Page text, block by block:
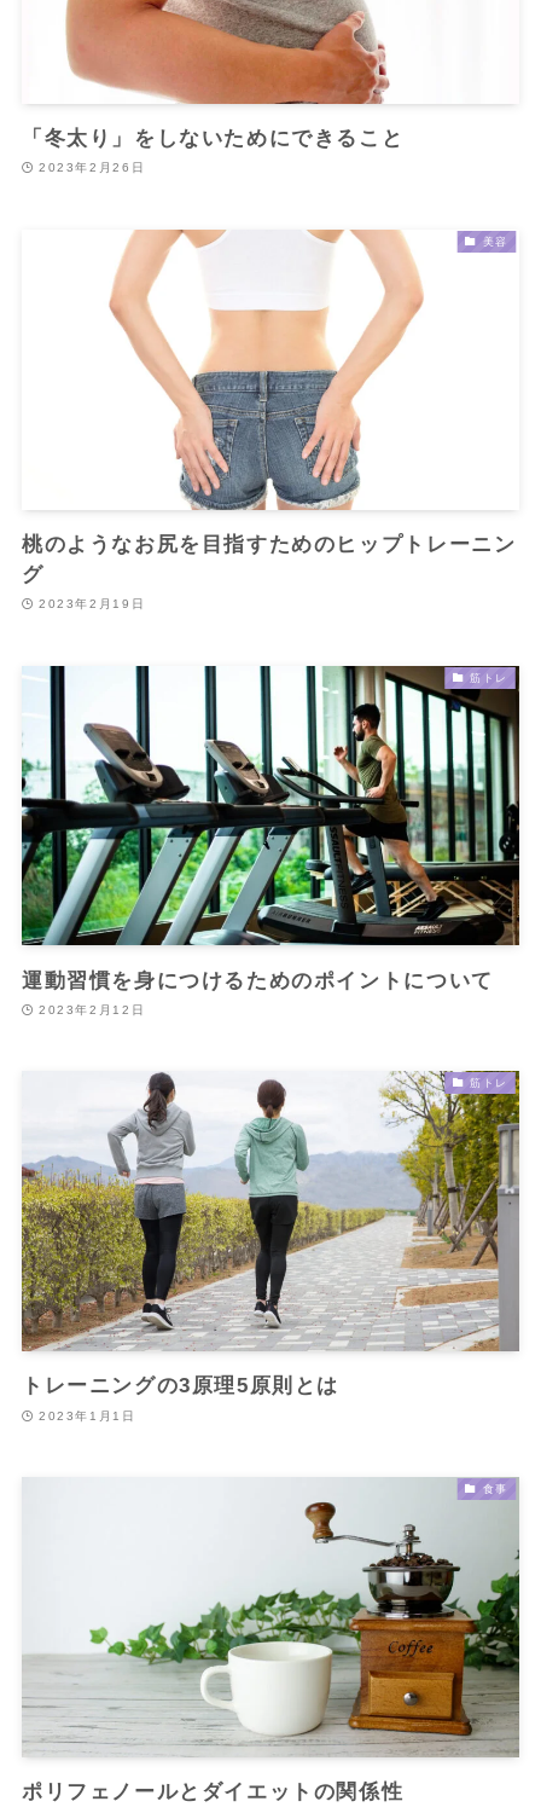
「冬太り」をしないためにできること
2023年2月26日
美容
桃のようなお尻を目指すためのヒップトレーニン
グ
2023年2月19日
筋トレ
運動習慣を身につけるためのポイントについて
2023年2月12日
筋トレ
トレーニングの3原理5原則とは
2023年1月1日
食事
ポリフェノールとダイエットの関係性